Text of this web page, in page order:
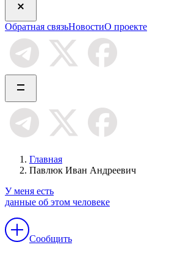
Обратная связьНовостиО проекте
Главная
Павлюк Иван Андреевич
У меня есть
данные об этом человеке
Сообщить